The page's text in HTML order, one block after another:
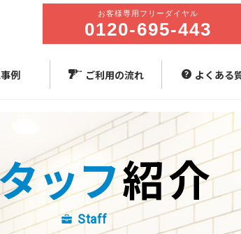
例 ご利用の流れ よくある
ッフ紹介
Staff